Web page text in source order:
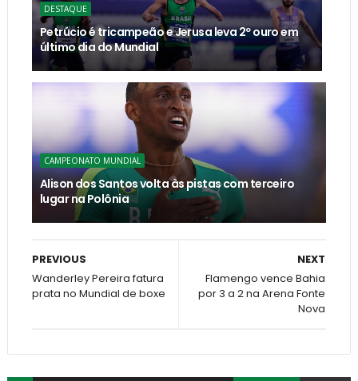
DESTAQUE
Petrúcio é tricampeão e Jerusa leva 2º ouro em
último dia do Mundial
CAMPEONATO MUNDIAL
Alison dos Santos volta às pistas com terceiro
lugar na Polônia
NEXT
Flamengo vence Bahia
por 3 a 2 na Arena Fonte
Nova
PREVIOUS
Wanderley Pereira fatura
prata no Mundial de boxe